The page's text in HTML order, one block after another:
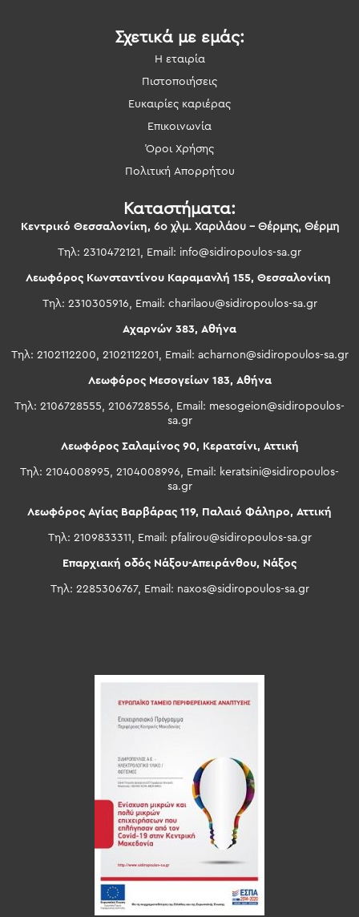
Σχετικά με εμάς:
Η εταιρία
Πιστοποιήσεις
Ευκαιρίες καριέρας
Επικοινωνία
Όροι Χρήσης
Πολιτική Απορρήτου
Καταστήματα:
Κεντρικό Θεσσαλονίκη, 6ο χλμ. Χαριλάου – Θέρμης, Θέρμη
Τηλ: 2310472121, Email: info@sidiropoulos-sa.gr
Λεωφόρος Κωνσταντίνου Καραμανλή 155, Θεσσαλονίκη
Τηλ: 2310305916, Email: charilaou@sidiropoulos-sa.gr
Αχαρνών 383, Αθήνα
Τηλ: 2102112200, 2102112201, Email: acharnon@sidiropoulos-sa.gr
Λεωφόρος Μεσογείων 183, Αθήνα
Τηλ: 2106728555, 2106728556, Email: mesogeion@sidiropoulos-
sa.gr
Λεωφόρος Σαλαμίνος 90, Κερατσίνι, Αττική
Τηλ: 2104008995, 2104008996, Email: keratsini@sidiropoulos-
sa.gr
Λεωφόρος Αγίας Βαρβάρας 119, Παλαιό Φάληρο, Αττική
Τηλ: 2109833311, Email: pfalirou@sidiropoulos-sa.gr
Επαρχιακή οδός Νάξου-Απειράνθου, Νάξος
Τηλ: 2285306767, Email: naxos@sidiropoulos-sa.gr